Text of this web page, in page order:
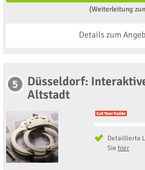
(Weiterleitung
Details zum
5
Düsseldorf:
Altstadt
Detaillierte
Sie hier